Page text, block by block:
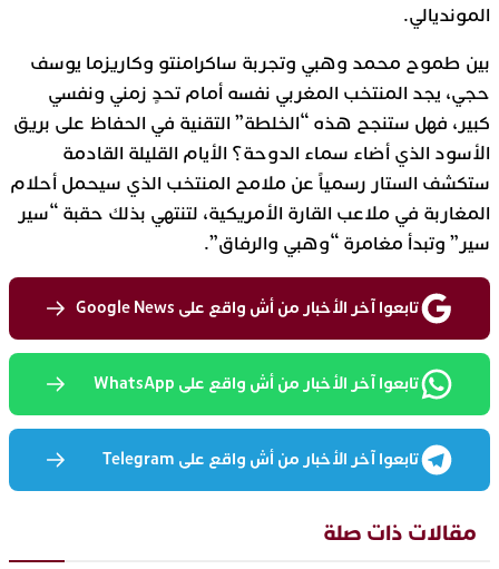
المونديالي.
بين طموح محمد وهبي وتجربة ساكرامنتو وكاريزما يوسف
حجي، يجد المنتخب المغربي نفسه أمام تحدٍ زمني ونفسي
كبير، فهل ستنجح هذه “الخلطة” التقنية في الحفاظ على بريق
الأسود الذي أضاء سماء الدوحة؟ الأيام القليلة القادمة
ستكشف الستار رسمياً عن ملامح المنتخب الذي سيحمل أحلام
المغاربة في ملاعب القارة الأمريكية، لتنتهي بذلك حقبة “سير
سير” وتبدأ مغامرة “وهبي والرفاق”.
تابعوا آخر الأخبار من أش واقع على Google News
تابعوا آخر الأخبار من أش واقع على WhatsApp
تابعوا آخر الأخبار من أش واقع على Telegram
مقالات ذات صلة